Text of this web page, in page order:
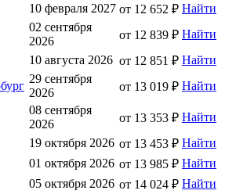
10 февраля 2027 от 12 652 ₽ Найти
02 сентября
2026
от 12 839 ₽ Найти
10 августа 2026 от 12 851 ₽ Найти
29 сентября
2026
от 13 019 ₽ Найти
08 сентября
2026
от 13 353 ₽ Найти
19 октября 2026 от 13 453 ₽ Найти
01 октября 2026 от 13 985 ₽ Найти
05 октября 2026 от 14 024 ₽ Найти